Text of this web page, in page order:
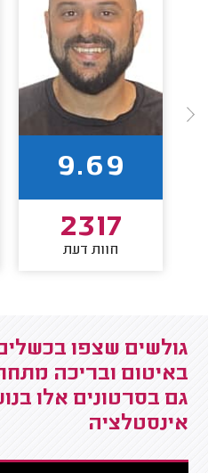
9.69
2317
חוות דעת
גולשים שצפו
באיטום ובריכה
גם בסרטונים אלו
אינסטלציה